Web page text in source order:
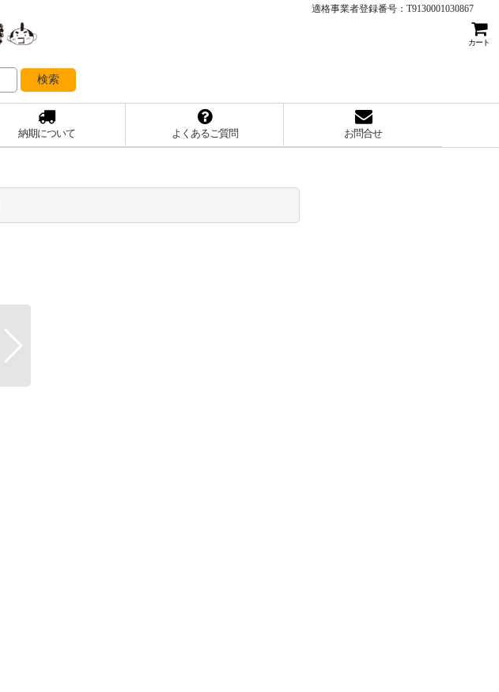
適格事業者登録番号：T9130001030867
カート
検索
納期について よくあるご質問 お問合せ